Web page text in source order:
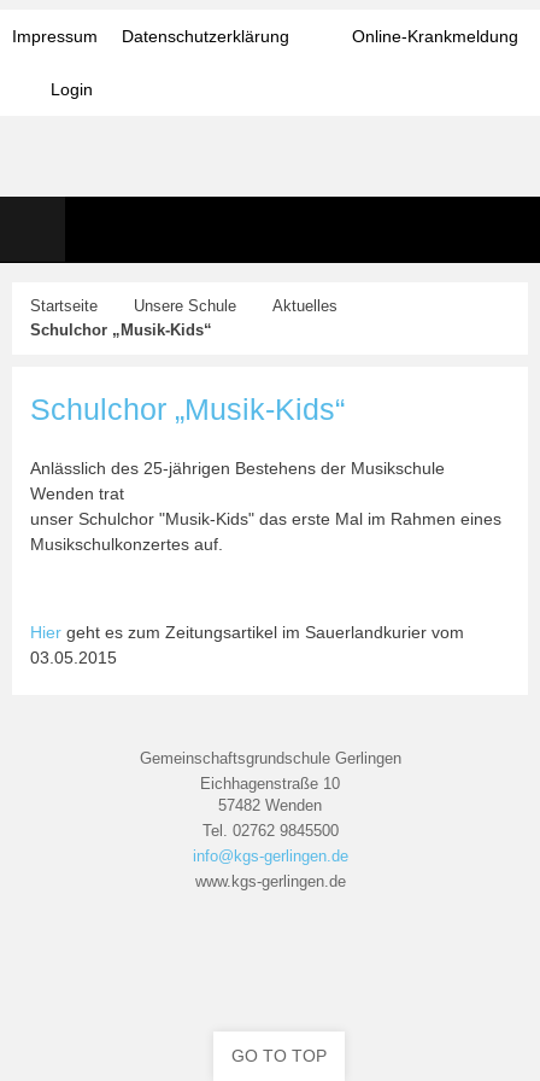
Impressum Datenschutzerklärung Online-Krankmeldung
Login
Startseite Unsere Schule
Aktuelles
Schulchor „Musik-Kids“
Schulchor „Musik-Kids“
Anlässlich des 25-jährigen Bestehens der Musikschule
Wenden trat
unser Schulchor "Musik-Kids" das erste Mal im Rahmen eines
Musikschulkonzertes auf.
Hier geht es zum Zeitungsartikel im Sauerlandkurier vom
03.05.2015
Gemeinschaftsgrundschule Gerlingen
Eichhagenstraße 10
57482 Wenden
Tel. 02762 9845500
info@kgs-gerlingen.de
www.kgs-gerlingen.de
GO TO TOP